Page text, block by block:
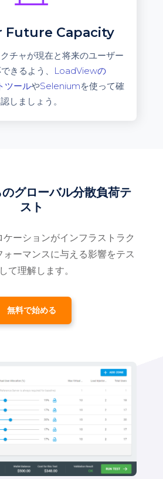
Future Capacity
チャが現在と将来のユーザー
きるよう、
LoadViewの
ツールやSeleniumを使って確
認しましょう。
グローバル分散負荷テ
スト
ーションがインフラストラク
ーマンスに与える影響をテス
て理解します。
無料で始める